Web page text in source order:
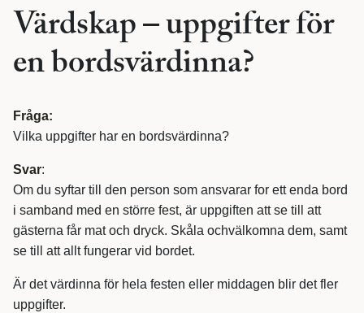
Värdskap – uppgifter för
en bordsvärdinna?
Fråga:
Vilka uppgifter har en bordsvärdinna?
Svar:
Om du syftar till den person som ansvarar for ett enda bord
i samband med en större fest, är uppgiften att se till att
gästerna får mat och dryck. Skåla ochvälkomna dem, samt
se till att allt fungerar vid bordet.
Är det värdinna för hela festen eller middagen blir det fler
uppgifter.